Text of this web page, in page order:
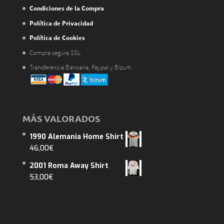
Condiciones de la Compra
Política de Privacidad
Política de Cookies
Compra segura SSL
Transferencia Bancaria, Paypal y Bizum
MÁS VALORADOS
1990 Alemania Home Shirt
46,00€
2001 Roma Away Shirt
53,00€